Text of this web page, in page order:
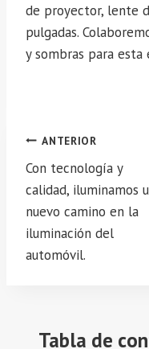
de proyector, lente
pulgadas.
y sombras para esta
Navegación
de
entradas
ANTERIOR
Con tecnología y
calidad, iluminamos
nuevo camino en la
iluminación del
automóvil.
Tabla de